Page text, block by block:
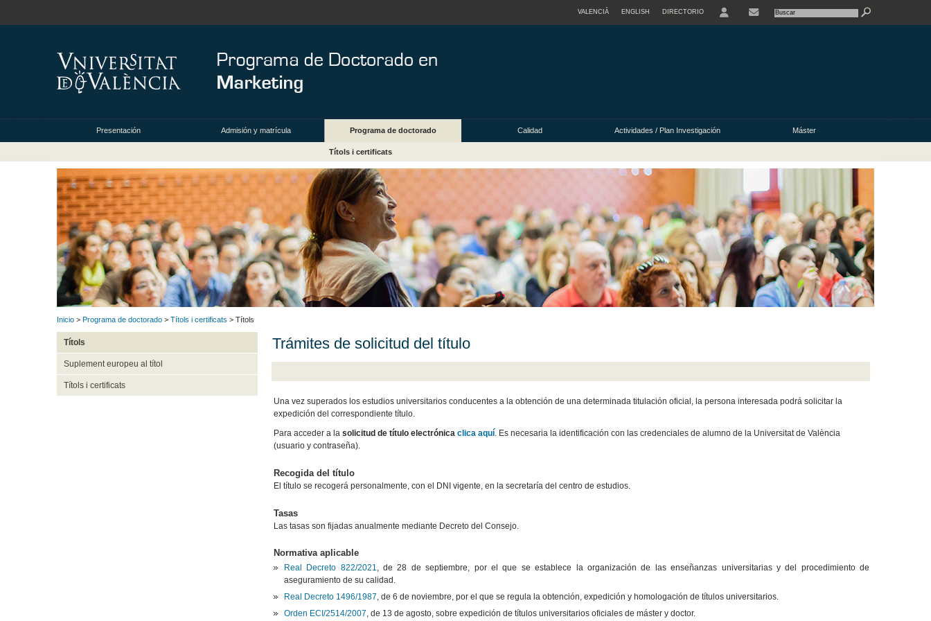
VALENCIÀ ENGLISH DIRECTORIO
Presentación Admisión y matrícula Programa de doctorado Calidad Actividades / Plan Investigación Máster
Títols i certificats
Inicio > Programa de doctorado > Títols i certificats > Títols
Títols
Suplement europeu al títol
Títols i certificats
Trámites de solicitud del título
Una vez superados los estudios universitarios conducentes a la obtención de una determinada titulación oficial, la persona interesada podrá solicitar la
expedición del correspondiente título.
Para acceder a la solicitud de título electrónica clica aquí. Es necesaria la identificación con las credenciales de alumno de la Universitat de València
(usuario y contraseña).
Recogida del título
El título se recogerá personalmente, con el DNI vigente, en la secretaría del centro de estudios.
Tasas
Las tasas son fijadas anualmente mediante Decreto del Consejo.
Normativa aplicable
Real Decreto 822/2021, de 28 de septiembre, por el que se establece la organización de las enseñanzas universitarias y del procedimiento de
aseguramiento de su calidad.
Real Decreto 1496/1987, de 6 de noviembre, por el que se regula la obtención, expedición y homologación de títulos universitarios.
Orden ECI/2514/2007, de 13 de agosto, sobre expedición de títulos universitarios oficiales de máster y doctor.